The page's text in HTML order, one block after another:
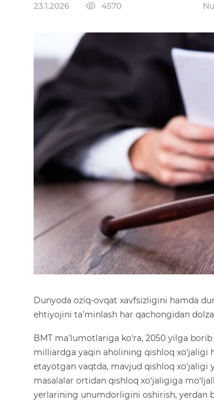
23.1.2026 4570
Dunyoda oziq-ovqat xavfsizligini hamda
ehtiyojini ta’minlash har qachongidan
BMT ma’lumotlariga ko‘ra, 2050 yilga
milliardga yaqin aholining qishloq
etayotgan vaqtda, mavjud qishloq
masalalar ortidan qishloq xo‘jaligiga
yerlarining unumdorligini oshirish, yerdan